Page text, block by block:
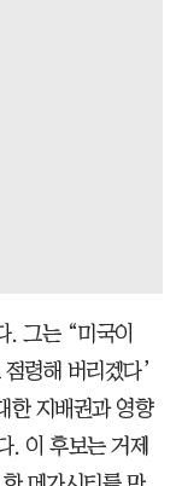
. 그는 “미국이
령해 버리겠다’
한 지배권과 영향
. 이 후보는 거제